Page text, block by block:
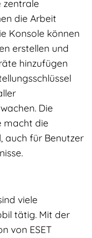
zentrale
die Arbeit
Konsole können
erstellen und
hinzufügen
Die
macht die
auch für Benutzer
viele
tätig. Mit der
von ESET